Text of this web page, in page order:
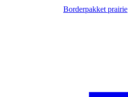
Borderpakket prairie